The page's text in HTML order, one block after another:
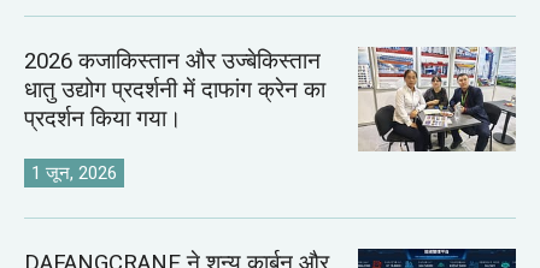
2026 कजाकिस्तान और उज्बेकिस्तान
धातु उद्योग प्रदर्शनी में दाफांग क्रेन का
प्रदर्शन किया गया।
1 जून, 2026